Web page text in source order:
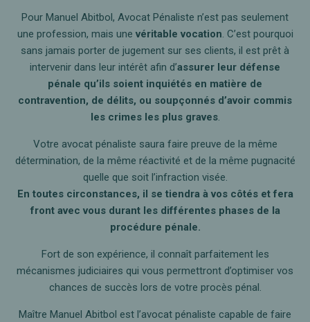
Pour Manuel Abitbol, Avocat Pénaliste n’est pas seulement
une profession, mais une véritable vocation. C’est pourquoi
sans jamais porter de jugement sur ses clients, il est prêt à
intervenir dans leur intérêt afin d’assurer leur défense
pénale qu’ils soient inquiétés en matière de
contravention, de délits, ou soupçonnés d’avoir commis
les crimes les plus graves.
Votre avocat pénaliste saura faire preuve de la même
détermination, de la même réactivité et de la même pugnacité
quelle que soit l’infraction visée.
En toutes circonstances, il se tiendra à vos côtés et fera
front avec vous durant les différentes phases de la
procédure pénale.
Fort de son expérience, il connaît parfaitement les
mécanismes judiciaires qui vous permettront d’optimiser vos
chances de succès lors de votre procès pénal.
Maître Manuel Abitbol est l’avocat pénaliste capable de faire